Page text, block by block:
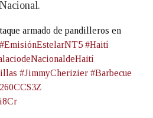
armado de pandilleros en
#EmisiónEstelarNT5 #Haití
#JimmyCherizier #Barbecue